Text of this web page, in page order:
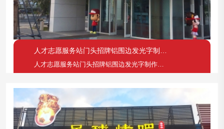
人才志愿服务站门头招牌铝围边发光字制作案例
人才志愿服务站门头招牌铝围边发光字制作案例